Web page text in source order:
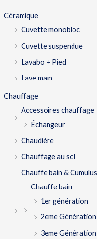
Céramique
Cuvette monobloc
Cuvette suspendue
Lavabo + Pied
Lave main
Chauffage
Accessoires chauffage
Échangeur
Chaudière
Chauffage au sol
Chauffe bain & Cumulus
Chauffe bain
1er génération
2eme Génération
3eme Génération